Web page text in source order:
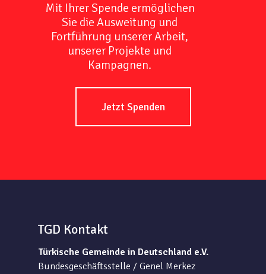
Mit Ihrer Spende ermöglichen
Sie die Ausweitung und
Fortführung unserer Arbeit,
unserer Projekte und
Kampagnen.
Jetzt Spenden
TGD Kontakt
Türkische Gemeinde in Deutschland e.V.
Bundesgeschäftsstelle / Genel Merkez